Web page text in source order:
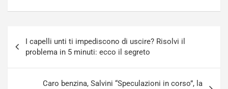
articoli
I capelli unti ti impediscono di uscire? Risolvi il
problema in 5 minuti: ecco il segreto
Caro benzina, Salvini “Speculazioni in corso”, la